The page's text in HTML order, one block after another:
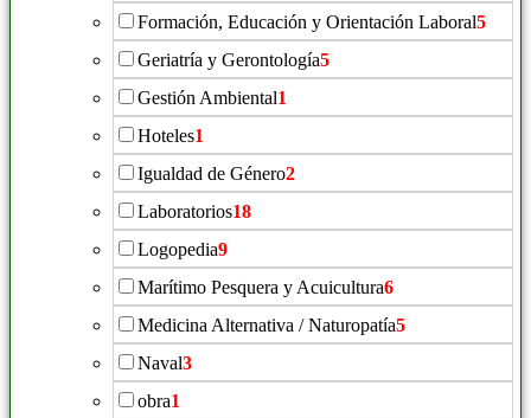
Formación, Educación y Orientación Laboral5
Geriatría y Gerontología5
Gestión Ambiental1
Hoteles1
Igualdad de Género2
Laboratorios18
Logopedia9
Marítimo Pesquera y Acuicultura6
Medicina Alternativa / Naturopatía5
Naval3
obra1